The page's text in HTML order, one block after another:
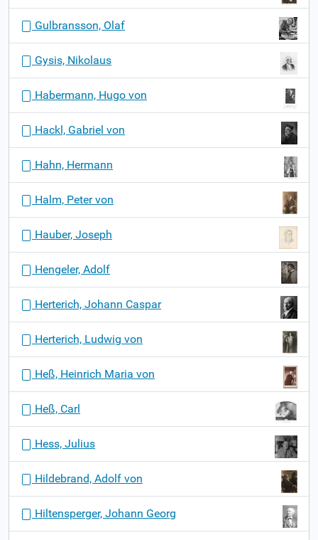
Gulbransson, Olaf
Gysis, Nikolaus
Habermann, Hugo von
Hackl, Gabriel von
Hahn, Hermann
Halm, Peter von
Hauber, Joseph
Hengeler, Adolf
Herterich, Johann Caspar
Herterich, Ludwig von
Heß, Heinrich Maria von
Heß, Carl
Hess, Julius
Hildebrand, Adolf von
Hiltensperger, Johann Georg